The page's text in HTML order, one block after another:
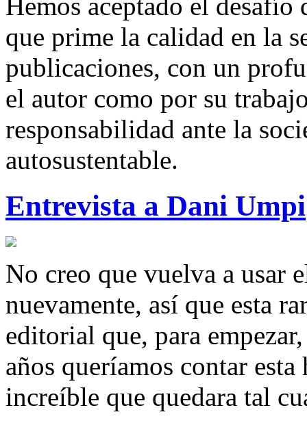
Hemos aceptado el
que prime la calidad en la
publicaciones, con un
el autor como por su
responsabilidad ante la
autosustentable.
Entrevista a Dani Umpi
No creo que vuelva a usar
nuevamente, así que esta
editorial que, para
años queríamos contar
increíble que quedara tal